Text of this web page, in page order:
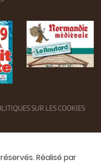
SUR LES COOKIES
Réalisé par